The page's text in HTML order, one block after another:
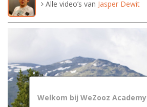
Alle video’s van Jasper Dewit
Welkom bij WeZooz Academy